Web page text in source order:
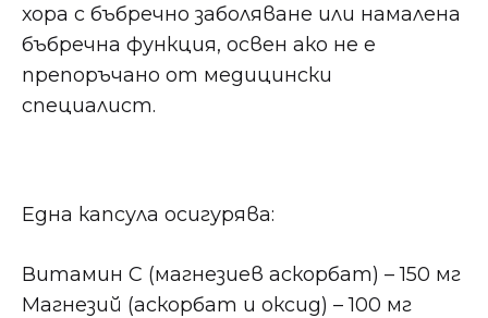
хора с бъбречно заболяване или намалена
бъбречна функция, освен ако не е
препоръчано от медицински
специалист.
Една капсула осигурява:
Витамин С (магнезиев аскорбат) – 150 мг
Магнезий (аскорбат и оксид) – 100 мг